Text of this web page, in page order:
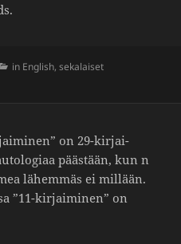
Kategoriat
in English,sekalaiset
on 29-kirjai­
pääs­tään, kun n
lähemmäs ei millään.
”11-kirjai­minen” on